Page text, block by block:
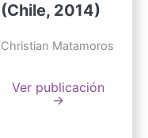
(Chile, 2014)
Christian Matamoros
Ver publicación
→